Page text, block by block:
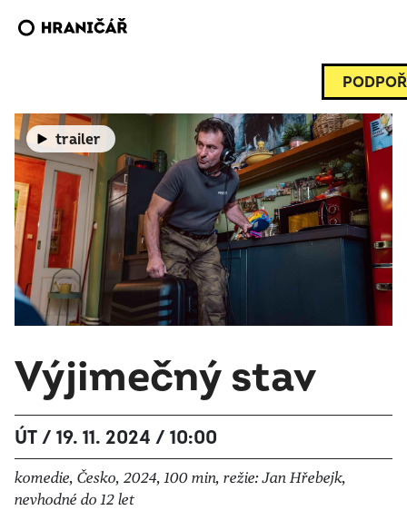
trailer
Výjimečný stav
ÚT / 19. 11. 2024 / 10:00
komedie, Česko, 2024, 100 min, režie: Jan Hřebejk,
nevhodné do 12 let